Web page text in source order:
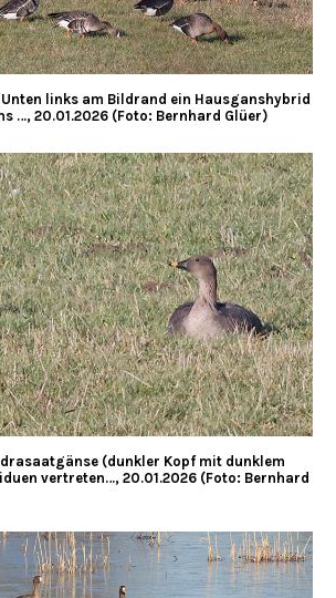
links am Bildrand ein Hausganshybrid
…, 20.01.2026 (Foto: Bernhard Glüer)
(dunkler Kopf mit dunklem
vertreten…, 20.01.2026 (Foto: Bernhard